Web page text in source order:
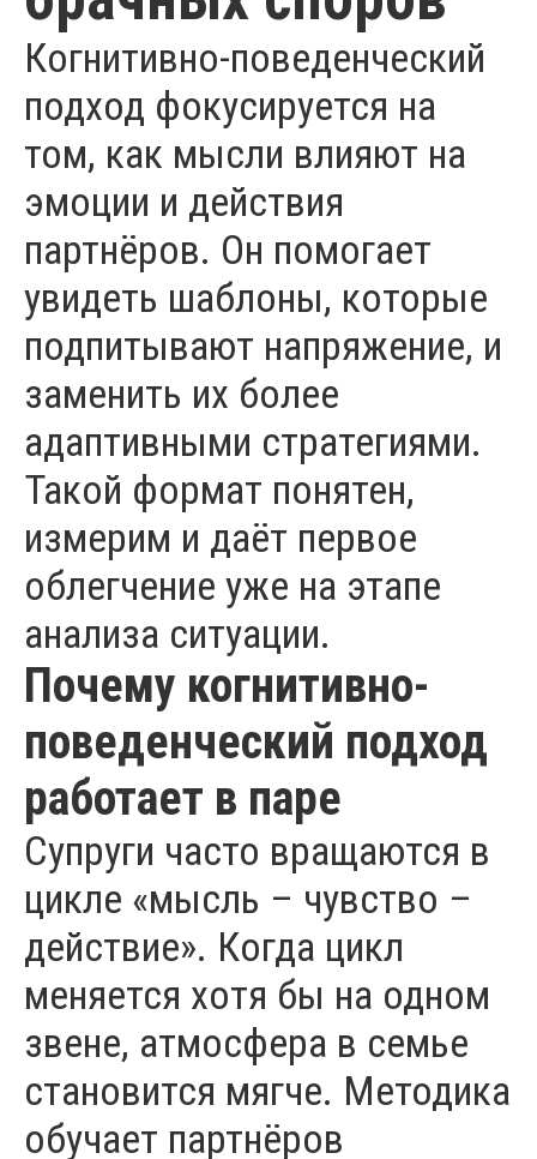
Когнитивно-поведенческий
подход фокусируется на
том, как мысли влияют на
эмоции и действия
партнёров. Он помогает
увидеть шаблоны, которые
подпитывают напряжение, и
заменить их более
адаптивными стратегиями.
Такой формат понятен,
измерим и даёт первое
облегчение уже на этапе
анализа ситуации.
Почему когнитивно-
поведенческий подход
работает в паре
Супруги часто вращаются в
цикле «мысль – чувство –
действие». Когда цикл
меняется хотя бы на одном
звене, атмосфера в семье
становится мягче. Методика
обучает партнёров